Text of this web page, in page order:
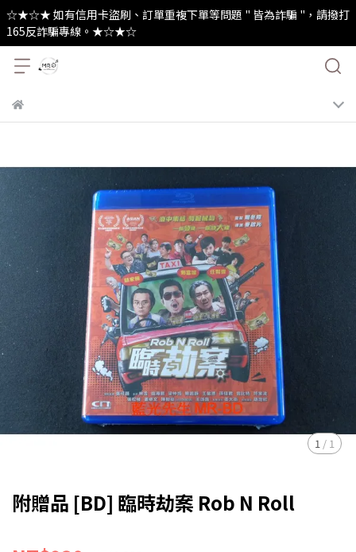
☆★☆★ 如有信用卡盜刷、訂單重複下單等問題 " 皆為詐騙 "，請撥打
165反詐騙專線。★☆★☆
1 / 1
附贈品 [BD] 臨時劫案 Rob N Roll